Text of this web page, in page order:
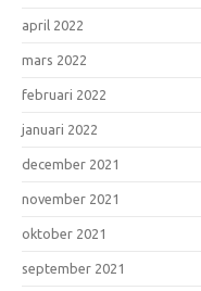
april 2022
mars 2022
februari 2022
januari 2022
december 2021
november 2021
oktober 2021
september 2021